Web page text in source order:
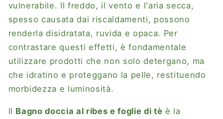
vulnerabile. Il freddo, il vento e l'aria secca,
spesso causata dai riscaldamenti, possono
renderla disidratata, ruvida e opaca. Per
contrastare questi effetti, è fondamentale
utilizzare prodotti che non solo detergano, ma
che idratino e proteggano la pelle, restituendo
morbidezza e luminosità.
Il Bagno doccia al ribes e foglie di tè è la